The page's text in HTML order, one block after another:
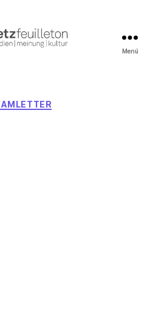
Menü
Kategorien